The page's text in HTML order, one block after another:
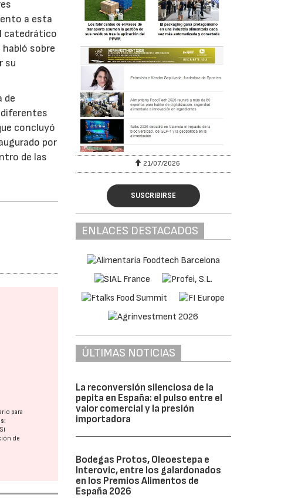
a esta
catedrático
sobre
su
de
diferentes
concluyó
por
de las
para
de
21/07/2026
SUSCRIBIRSE
ENLACES DESTACADOS
ÚLTIMAS NOTICIAS
La reconversión silenciosa de la
pepita en España: el pulso entre el
valor comercial y la presión
importadora
Bodegas Protos, Oleoestepa e
Interovic, entre los galardonados
en los Premios Alimentos de
España 2026